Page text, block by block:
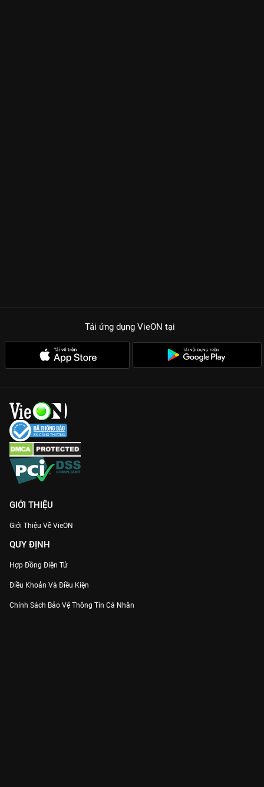
Tải ứng dụng VieON tại
GIỚI THIỆU
Giới Thiệu Về VieON
QUY ĐỊNH
Hợp Đồng Điện Tử
Điều Khoản Và Điều Kiện
Chính Sách Bảo Vệ Thông Tin Cá Nhân